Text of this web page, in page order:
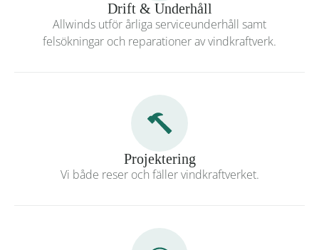
Drift & Underhåll
Allwinds utför årliga serviceunderhåll samt
felsökningar och reparationer av vindkraftverk.
Projektering
Vi både reser och fäller vindkraftverket.